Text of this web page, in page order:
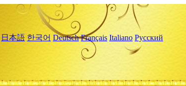
日本語 한국어 Deutsch Français Italiano Русский